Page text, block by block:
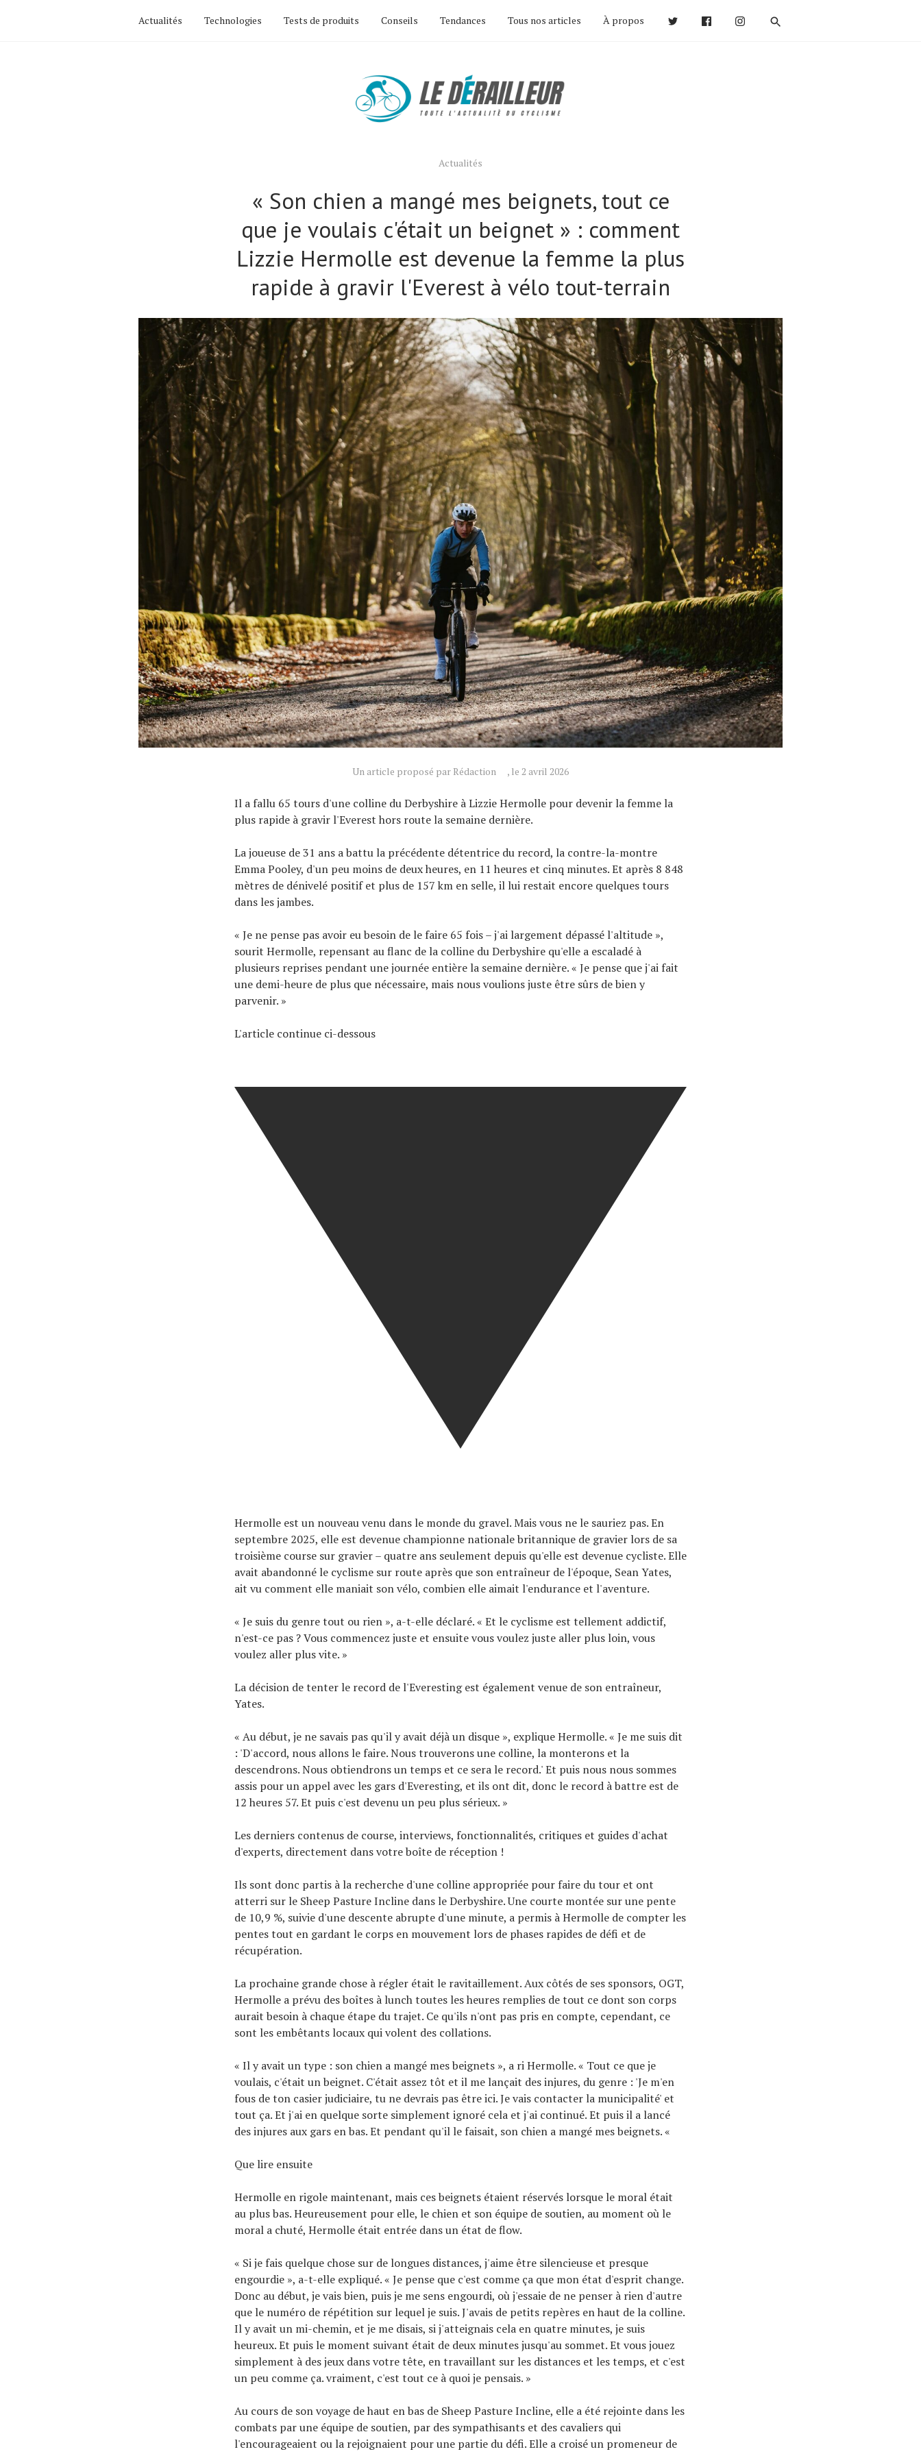
Actualités Technologies Tests de produits Conseils Tendances Tous nos articles À propos
Actualités
« Son chien a mangé mes beignets, tout ce
que je voulais c'était un beignet » : comment
Lizzie Hermolle est devenue la femme la plus
rapide à gravir l'Everest à vélo tout-terrain
Un article proposé par Rédaction , le 2 avril 2026
Il a fallu 65 tours d'une colline du Derbyshire à Lizzie Hermolle pour devenir la femme la
plus rapide à gravir l'Everest hors route la semaine dernière.
La joueuse de 31 ans a battu la précédente détentrice du record, la contre-la-montre
Emma Pooley, d'un peu moins de deux heures, en 11 heures et cinq minutes. Et après 8 848
mètres de dénivelé positif et plus de 157 km en selle, il lui restait encore quelques tours
dans les jambes.
« Je ne pense pas avoir eu besoin de le faire 65 fois – j'ai largement dépassé l'altitude »,
sourit Hermolle, repensant au flanc de la colline du Derbyshire qu'elle a escaladé à
plusieurs reprises pendant une journée entière la semaine dernière. « Je pense que j'ai fait
une demi-heure de plus que nécessaire, mais nous voulions juste être sûrs de bien y
parvenir. »
L'article continue ci-dessous
Hermolle est un nouveau venu dans le monde du gravel. Mais vous ne le sauriez pas. En
septembre 2025, elle est devenue championne nationale britannique de gravier lors de sa
troisième course sur gravier – quatre ans seulement depuis qu'elle est devenue cycliste. Elle
avait abandonné le cyclisme sur route après que son entraîneur de l'époque, Sean Yates,
ait vu comment elle maniait son vélo, combien elle aimait l'endurance et l'aventure.
« Je suis du genre tout ou rien », a-t-elle déclaré. « Et le cyclisme est tellement addictif,
n'est-ce pas ? Vous commencez juste et ensuite vous voulez juste aller plus loin, vous
voulez aller plus vite. »
La décision de tenter le record de l'Everesting est également venue de son entraîneur,
Yates.
« Au début, je ne savais pas qu'il y avait déjà un disque », explique Hermolle. « Je me suis dit
: 'D'accord, nous allons le faire. Nous trouverons une colline, la monterons et la
descendrons. Nous obtiendrons un temps et ce sera le record.' Et puis nous nous sommes
assis pour un appel avec les gars d'Everesting, et ils ont dit, donc le record à battre est de
12 heures 57. Et puis c'est devenu un peu plus sérieux. »
Les derniers contenus de course, interviews, fonctionnalités, critiques et guides d'achat
d'experts, directement dans votre boîte de réception !
Ils sont donc partis à la recherche d'une colline appropriée pour faire du tour et ont
atterri sur le Sheep Pasture Incline dans le Derbyshire. Une courte montée sur une pente
de 10,9 %, suivie d'une descente abrupte d'une minute, a permis à Hermolle de compter les
pentes tout en gardant le corps en mouvement lors de phases rapides de défi et de
récupération.
La prochaine grande chose à régler était le ravitaillement. Aux côtés de ses sponsors, OGT,
Hermolle a prévu des boîtes à lunch toutes les heures remplies de tout ce dont son corps
aurait besoin à chaque étape du trajet. Ce qu'ils n'ont pas pris en compte, cependant, ce
sont les embêtants locaux qui volent des collations.
« Il y avait un type : son chien a mangé mes beignets », a ri Hermolle. « Tout ce que je
voulais, c'était un beignet. C'était assez tôt et il me lançait des injures, du genre : 'Je m'en
fous de ton casier judiciaire, tu ne devrais pas être ici. Je vais contacter la municipalité' et
tout ça. Et j'ai en quelque sorte simplement ignoré cela et j'ai continué. Et puis il a lancé
des injures aux gars en bas. Et pendant qu'il le faisait, son chien a mangé mes beignets. «
Que lire ensuite
Hermolle en rigole maintenant, mais ces beignets étaient réservés lorsque le moral était
au plus bas. Heureusement pour elle, le chien et son équipe de soutien, au moment où le
moral a chuté, Hermolle était entrée dans un état de flow.
« Si je fais quelque chose sur de longues distances, j'aime être silencieuse et presque
engourdie », a-t-elle expliqué. « Je pense que c'est comme ça que mon état d'esprit change.
Donc au début, je vais bien, puis je me sens engourdi, où j'essaie de ne penser à rien d'autre
que le numéro de répétition sur lequel je suis. J'avais de petits repères en haut de la colline.
Il y avait un mi-chemin, et je me disais, si j'atteignais cela en quatre minutes, je suis
heureux. Et puis le moment suivant était de deux minutes jusqu'au sommet. Et vous jouez
simplement à des jeux dans votre tête, en travaillant sur les distances et les temps, et c'est
un peu comme ça. vraiment, c'est tout ce à quoi je pensais. »
Au cours de son voyage de haut en bas de Sheep Pasture Incline, elle a été rejointe dans les
combats par une équipe de soutien, par des sympathisants et des cavaliers qui
l'encourageaient ou la rejoignaient pour une partie du défi. Elle a croisé un promeneur de